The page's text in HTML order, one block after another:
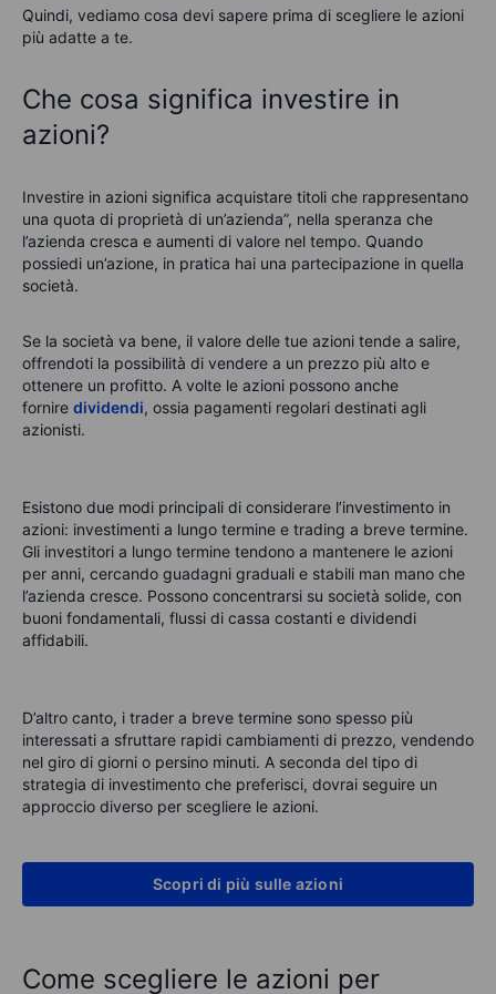
Quindi, vediamo cosa devi sapere prima di scegliere le azioni
più adatte a te.
Che cosa significa investire in
azioni?
Investire in azioni significa acquistare titoli che rappresentano
una quota di proprietà di un’azienda”, nella speranza che
l’azienda cresca e aumenti di valore nel tempo. Quando
possiedi un’azione, in pratica hai una partecipazione in quella
società.
Se la società va bene, il valore delle tue azioni tende a salire,
offrendoti la possibilità di vendere a un prezzo più alto e
ottenere un profitto. A volte le azioni possono anche
fornire dividendi, ossia pagamenti regolari destinati agli
azionisti.
Esistono due modi principali di considerare l’investimento in
azioni: investimenti a lungo termine e trading a breve termine.
Gli investitori a lungo termine tendono a mantenere le azioni
per anni, cercando guadagni graduali e stabili man mano che
l’azienda cresce. Possono concentrarsi su società solide, con
buoni fondamentali, flussi di cassa costanti e dividendi
affidabili.
D’altro canto, i trader a breve termine sono spesso più
interessati a sfruttare rapidi cambiamenti di prezzo, vendendo
nel giro di giorni o persino minuti. A seconda del tipo di
strategia di investimento che preferisci, dovrai seguire un
approccio diverso per scegliere le azioni.
Scopri di più sulle azioni
Come scegliere le azioni per